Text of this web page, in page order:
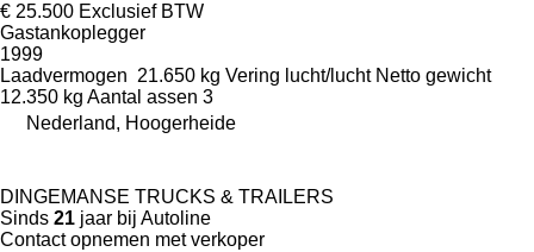
€ 25.500 Exclusief BTW
Gastankoplegger
1999
Laadvermogen 21.650 kg Vering lucht/lucht Netto gewicht
12.350 kg Aantal assen 3
Nederland, Hoogerheide
DINGEMANSE TRUCKS & TRAILERS
Sinds 21 jaar bij Autoline
Contact opnemen met verkoper